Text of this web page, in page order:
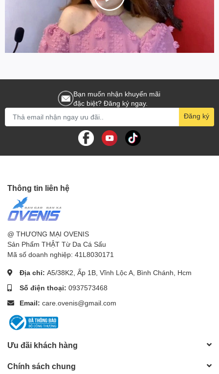
Bạn muốn nhận khuyến mãi
đặc biệt? Đăng ký ngay.
Đăng ký
Thông tin liên hệ
@ THƯƠNG MẠI OVENIS
Sản Phẩm THẬT Từ Da Cá Sấu
Mã số doanh nghiệp: 41L8030171
Địa chỉ: A5/38K2, Ấp 1B, Vĩnh Lộc A, Bình Chánh, Hcm
Số điện thoại: 0937573468
Email: care.ovenis@gmail.com
Ưu đãi khách hàng
Chính sách chung